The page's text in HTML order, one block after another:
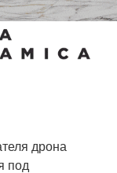
дрона
под